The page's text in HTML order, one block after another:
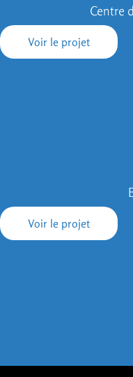
Centre
Voir le projet
Voir le projet